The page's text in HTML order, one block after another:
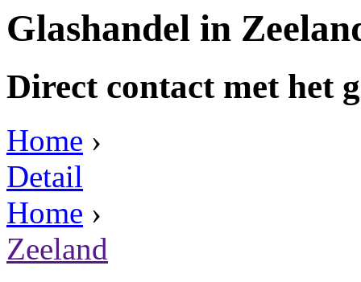
Glashandel in
Direct contact met het
Home ›
Detail
Home ›
Zeeland